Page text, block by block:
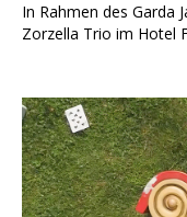
In Rahmen des Garda
Zorzella Trio im Hotel